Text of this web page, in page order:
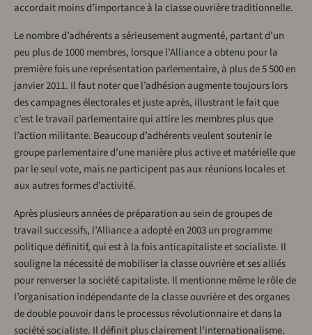
accordait moins d’importance à la classe ouvrière traditionnelle.
Le nombre d’adhérents a sérieusement augmenté, partant d’un
peu plus de 1000 membres, lorsque l’Alliance a obtenu pour la
première fois une représentation parlementaire, à plus de 5 500 en
janvier 2011. Il faut noter que l’adhésion augmente toujours lors
des campagnes électorales et juste après, illustrant le fait que
c’est le travail parlementaire qui attire les membres plus que
l’action militante. Beaucoup d’adhérents veulent soutenir le
groupe parlementaire d’une manière plus active et matérielle que
par le seul vote, mais ne participent pas aux réunions locales et
aux autres formes d’activité.
Après plusieurs années de préparation au sein de groupes de
travail successifs, l’Alliance a adopté en 2003 un programme
politique définitif, qui est à la fois anticapitaliste et socialiste. Il
souligne la nécessité de mobiliser la classe ouvrière et ses alliés
pour renverser la société capitaliste. Il mentionne même le rôle de
l’organisation indépendante de la classe ouvrière et des organes
de double pouvoir dans le processus révolutionnaire et dans la
société socialiste. Il définit plus clairement l’internationalisme.